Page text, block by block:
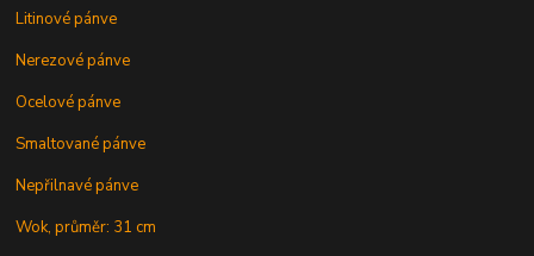
Litinové pánve
Nerezové pánve
Ocelové pánve
Smaltované pánve
Nepřilnavé pánve
Wok, průměr: 31 cm